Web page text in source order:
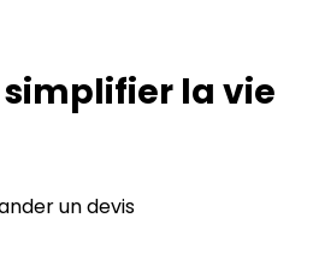
simplifier la vie
un devis